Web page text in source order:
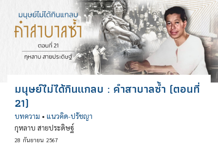
มนุษย์ไม่ได้กินแกลบ : คำสาบาลซ้ำ (ตอนที่
21)
บทความ • แนวคิด-ปรัชญา
กุหลาบ สายประดิษฐ์
28 กันยายน 2567